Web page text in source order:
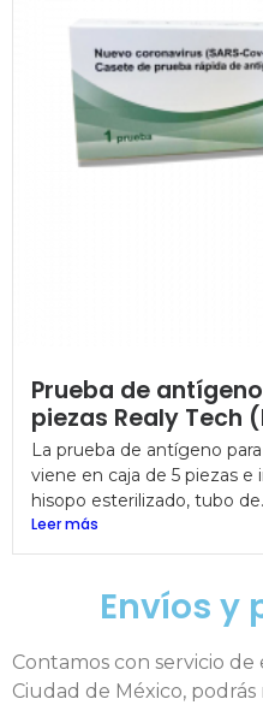
Prueba de
piezas Realy Tech
La prueba de antígeno
viene en caja de 5 piezas
hisopo esterilizado, tubo
Leer más
Envíos y
Contamos con servicio
Ciudad de México,